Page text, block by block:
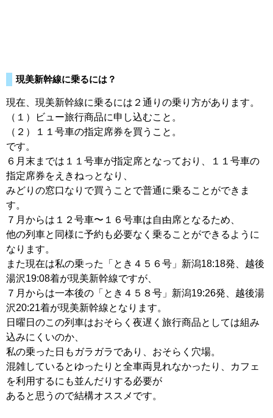
現美新幹線に乗るには？
現在、現美新幹線に乗るには２通りの乗り方があります。
（１）ビュー旅行商品に申し込むこと。
（２）１１号車の指定席券を買うこと。
です。
６月末までは１１号車が指定席となっており、１１号車の
指定席券をえきねっとなり、
みどりの窓口なりで買うことで普通に乗ることができま
す。
７月からは１２号車〜１６号車は自由席となるため、
他の列車と同様に予約も必要なく乗ることができるように
なります。
また現在は私の乗った「とき４５６号」新潟18:18発、越後
湯沢19:08着が現美新幹線ですが、
７月からは一本後の「とき４５８号」新潟19:26発、越後湯
沢20:21着が現美新幹線となります。
日曜日のこの列車はおそらく夜遅く旅行商品としては組み
込みにくいのか、
私の乗った日もガラガラであり、おそらく穴場。
混雑しているとゆったりと全車両見れなかったり、カフェ
を利用するにも並んだりする必要が
あると思うので結構オススメです。